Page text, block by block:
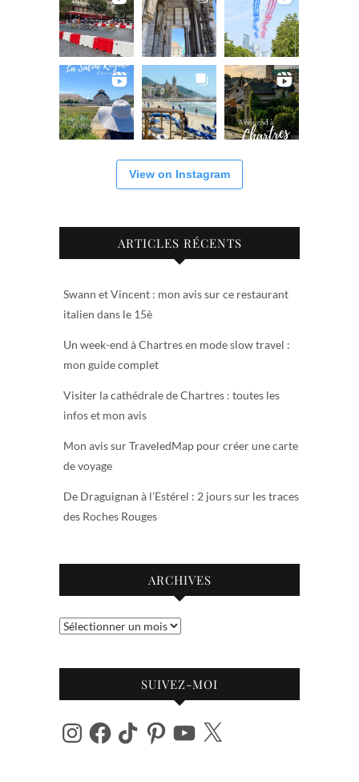
View on Instagram
ARTICLES RÉCENTS
Swann et Vincent : mon avis sur ce restaurant
italien dans le 15è
Un week-end à Chartres en mode slow travel :
mon guide complet
Visiter la cathédrale de Chartres : toutes les
infos et mon avis
Mon avis sur TraveledMap pour créer une carte
de voyage
De Draguignan à l’Estérel : 2 jours sur les traces
des Roches Rouges
ARCHIVES
Archives
SUIVEZ-MOI
InstagramFacebook
TikTok PinterestYouTube
X